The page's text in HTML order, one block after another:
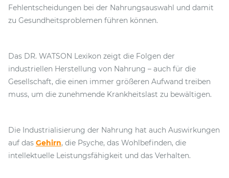
Fehlentscheidungen bei der Nahrungsauswahl und damit
zu Gesundheitsproblemen führen können.
Das DR. WATSON Lexikon zeigt die Folgen der
industriellen Herstellung von Nahrung – auch für die
Gesellschaft, die einen immer größeren Aufwand treiben
muss, um die zunehmende Krankheitslast zu bewältigen.
Die Industrialisierung der Nahrung hat auch Auswirkungen
auf das Gehirn, die Psyche, das Wohlbefinden, die
intellektuelle Leistungsfähigkeit und das Verhalten.